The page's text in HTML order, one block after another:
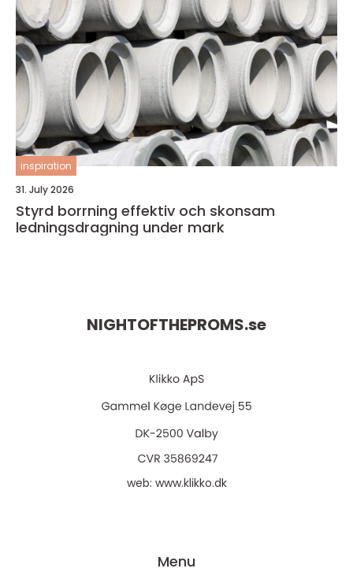
inspiration
31. July 2026
Styrd borrning effektiv och skonsam
ledningsdragning under mark
NIGHTOFTHEPROMS.se
web: www.klikko.dk
Menu